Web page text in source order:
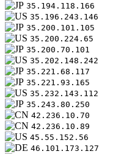
35.194.118.166
35.196.243.146
35.200.101.105
35.200.224.65
35.200.70.101
35.202.148.242
35.221.68.117
35.221.93.165
35.232.143.112
35.243.80.250
42.236.10.70
42.236.10.89
45.55.152.56
46.101.173.127